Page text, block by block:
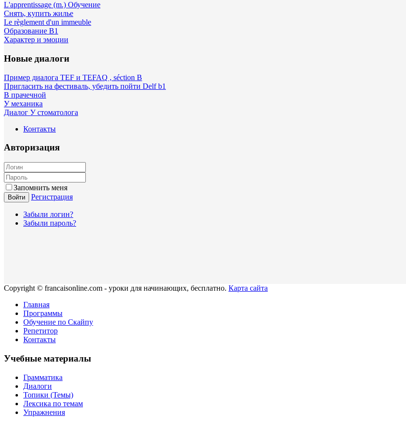
L'apprentissage (m.) Обучение
Снять, купить жилье
Le règlement d'un immeuble
Образование B1
Характер и эмоции
Новые диалоги
Пример диалога TEF и TEFAQ , séction B
Пригласить на фестиваль, убедить пойти Delf b1
В прачечной
У механика
Диалог У стоматолога
Контакты
Авторизация
Запомнить меня
Войти Регистрация
Забыли логин?
Забыли пароль?
Copyright © francaisonline.com - уроки для начинающих, бесплатно. Карта сайта
Главная
Программы
Обучение по Скайпу
Репетитор
Контакты
Учебные материалы
Грамматика
Диалоги
Топики (Темы)
Лексика по темам
Упражнения